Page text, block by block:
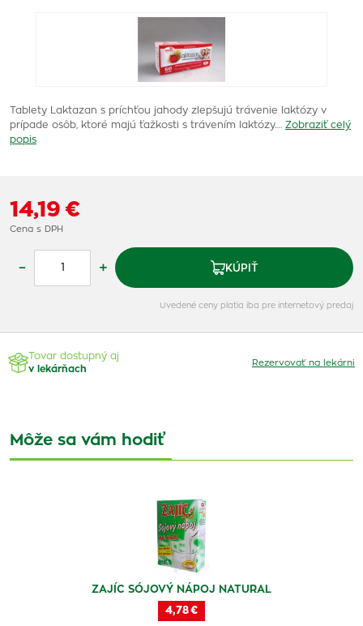
Tablety Laktazan s príchťou jahody zlepšujú trávenie laktózy v
prípade osôb, ktoré majú ťažkosti s trávením laktózy.…
Zobraziť celý
popis
14,19 €
Cena s DPH
– + KÚPIŤ
Uvedené ceny platia iba pre internetový predaj
Tovar dostupný aj
v lekárňach
Rezervovať na lekárni
Môže sa vám hodiť
ZAJÍC SÓJOVÝ NÁPOJ NATURAL
4,78 €